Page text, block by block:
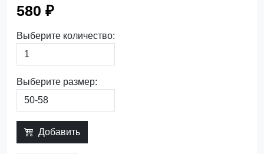
580 ₽
Выберите количество:
Выберите размер:
Добавить